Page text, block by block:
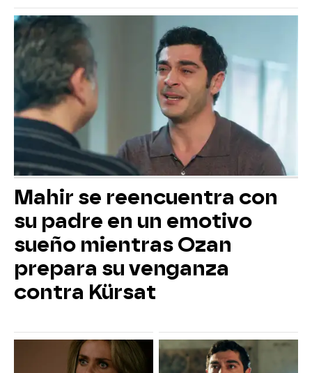
Mahir se reencuentra con
su padre en un emotivo
sueño mientras Ozan
prepara su venganza
contra Kürsat